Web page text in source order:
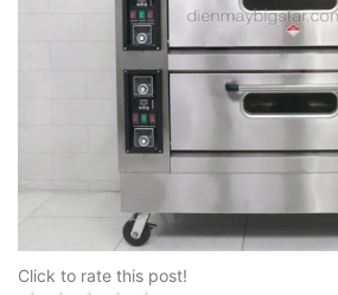
Click to rate this post!